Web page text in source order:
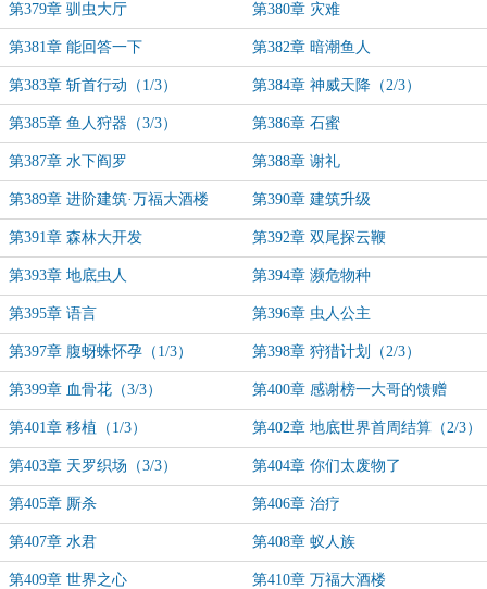
第379章 驯虫大厅 第380章 灾难
第381章 能回答一下 第382章 暗潮鱼人
第383章 斩首行动（1/3） 第384章 神威天降（2/3）
第385章 鱼人狩器（3/3） 第386章 石蜜
第387章 水下阎罗 第388章 谢礼
第389章 进阶建筑·万福大酒楼 第390章 建筑升级
第391章 森林大开发 第392章 双尾探云鞭
第393章 地底虫人 第394章 濒危物种
第395章 语言 第396章 虫人公主
第397章 腹蚜蛛怀孕（1/3） 第398章 狩猎计划（2/3）
第399章 血骨花（3/3） 第400章 感谢榜一大哥的馈赠
第401章 移植（1/3） 第402章 地底世界首周结算（2/3）
第403章 天罗织场（3/3） 第404章 你们太废物了
第405章 厮杀 第406章 治疗
第407章 水君 第408章 蚁人族
第409章 世界之心 第410章 万福大酒楼